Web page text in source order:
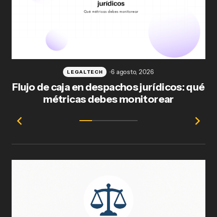
Flujo de caja en despachos jurídicos: qué
métricas debes monitorear
LEGALTECH 6 agosto, 2026